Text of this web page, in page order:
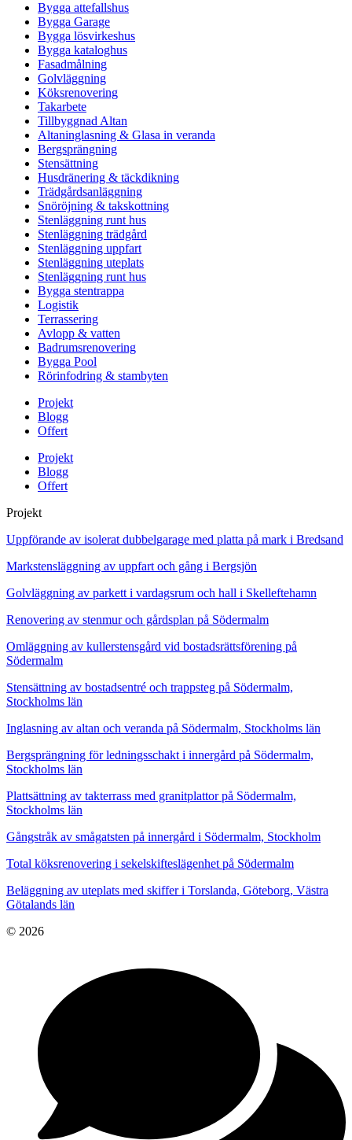
Bygga attefallshus
Bygga Garage
Bygga lösvirkeshus
Bygga kataloghus
Fasadmålning
Golvläggning
Köksrenovering
Takarbete
Tillbyggnad Altan
Altaninglasning & Glasa in veranda
Bergsprängning
Stensättning
Husdränering & täckdikning
Trädgårdsanläggning
Snöröjning & takskottning
Stenläggning runt hus
Stenläggning trädgård
Stenläggning uppfart
Stenläggning uteplats
Stenläggning runt hus
Bygga stentrappa
Logistik
Terrassering
Avlopp & vatten
Badrumsrenovering
Bygga Pool
Rörinfodring & stambyten
Projekt
Blogg
Offert
Projekt
Blogg
Offert
Projekt
Uppförande av isolerat dubbelgarage med platta på mark i Bredsand
Markstensläggning av uppfart och gång i Bergsjön
Golvläggning av parkett i vardagsrum och hall i Skelleftehamn
Renovering av stenmur och gårdsplan på Södermalm
Omläggning av kullerstensgård vid bostadsrättsförening på
Södermalm
Stensättning av bostadsentré och trappsteg på Södermalm,
Stockholms län
Inglasning av altan och veranda på Södermalm, Stockholms län
Bergsprängning för ledningsschakt i innergård på Södermalm,
Stockholms län
Plattsättning av takterrass med granitplattor på Södermalm,
Stockholms län
Gångstråk av smågatsten på innergård i Södermalm, Stockholm
Total köksrenovering i sekelskifteslägenhet på Södermalm
Beläggning av uteplats med skiffer i Torslanda, Göteborg, Västra
Götalands län
© 2026